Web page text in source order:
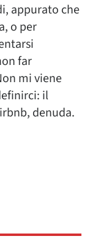
appurato che
o per
far
mi viene
il
denuda.